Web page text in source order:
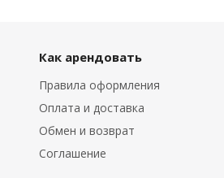
Как арендовать
Правила оформления
Оплата и доставка
Обмен и возврат
Соглашение